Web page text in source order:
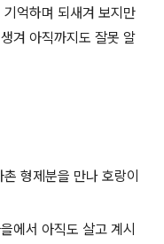
억하며 되새겨 보지만
겨 아직까지도 잘못 알
형제분을 만나 호랑이
에서 아직도 살고 계시